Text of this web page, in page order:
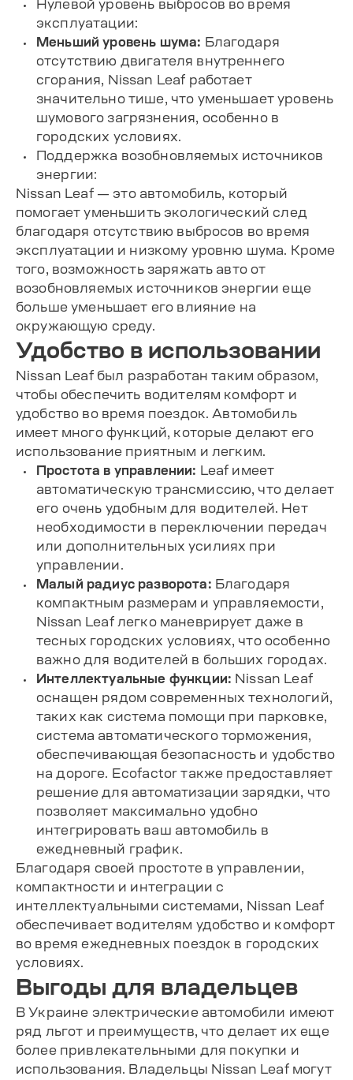
Нулевой уровень выбросов во время
эксплуатации:
Меньший уровень шума: Благодаря
отсутствию двигателя внутреннего
сгорания, Nissan Leaf работает
значительно тише, что уменьшает уровень
шумового загрязнения, особенно в
городских условиях.
Поддержка возобновляемых источников
энергии:
Nissan Leaf — это автомобиль, который
помогает уменьшить экологический след
благодаря отсутствию выбросов во время
эксплуатации и низкому уровню шума. Кроме
того, возможность заряжать авто от
возобновляемых источников энергии еще
больше уменьшает его влияние на
окружающую среду.
Удобство в использовании
Nissan Leaf был разработан таким образом,
чтобы обеспечить водителям комфорт и
удобство во время поездок. Автомобиль
имеет много функций, которые делают его
использование приятным и легким.
Простота в управлении: Leaf имеет
автоматическую трансмиссию, что делает
его очень удобным для водителей. Нет
необходимости в переключении передач
или дополнительных усилиях при
управлении.
Малый радиус разворота: Благодаря
компактным размерам и управляемости,
Nissan Leaf легко маневрирует даже в
тесных городских условиях, что особенно
важно для водителей в больших городах.
Интеллектуальные функции: Nissan Leaf
оснащен рядом современных технологий,
таких как система помощи при парковке,
система автоматического торможения,
обеспечивающая безопасность и удобство
на дороге. Ecofactor также предоставляет
решение для автоматизации зарядки, что
позволяет максимально удобно
интегрировать ваш автомобиль в
ежедневный график.
Благодаря своей простоте в управлении,
компактности и интеграции с
интеллектуальными системами, Nissan Leaf
обеспечивает водителям удобство и комфорт
во время ежедневных поездок в городских
условиях.
Выгоды для владельцев
В Украине электрические автомобили имеют
ряд льгот и преимуществ, что делает их еще
более привлекательными для покупки и
использования. Владельцы Nissan Leaf могут